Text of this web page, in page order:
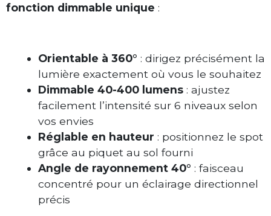
fonction dimmable unique :
Orientable à 360° : dirigez précisément la
lumière exactement où vous le souhaitez
Dimmable 40-400 lumens: ajustez
facilement l’intensité sur 6 niveaux selon
vos envies
Réglable en hauteur : positionnez le spot
grâce au piquet au sol fourni
Angle de rayonnement 40° : faisceau
concentré pour un éclairage directionnel
précis